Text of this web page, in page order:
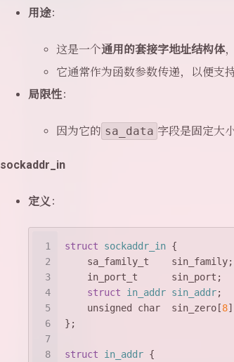
用途：
这是一个通用的套接字地址结构体
它通常作为函数参数传递，以便支
局限性：
因为它的 sa_data 字段是固定大
sockaddr_in
定义 ：
1
2
3
4
5
6
7
8
struct sockaddr_in {
sa_family_t
    sin_family;
in_port_t
      sin_port;
struct
in_addr sin_addr;
unsigned
char
  sin_zero[
8
};
struct in_addr {